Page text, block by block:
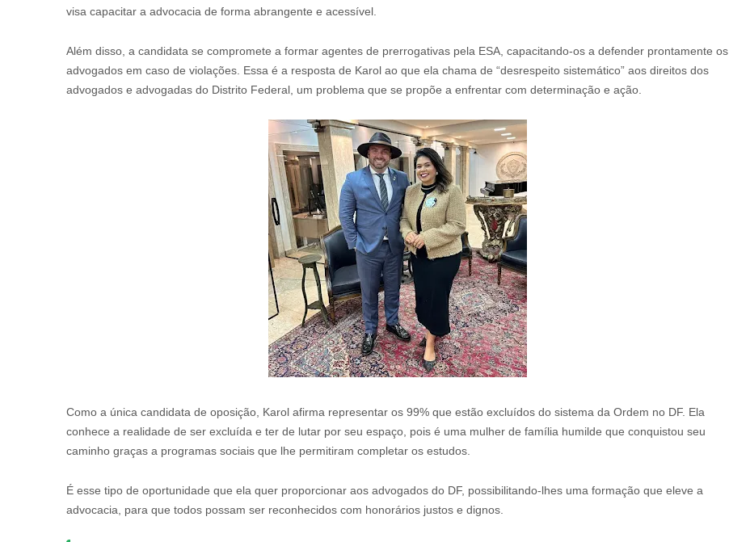
visa capacitar a advocacia de forma abrangente e acessível.
Além disso, a candidata se compromete a formar agentes de prerrogativas pela ESA, capacitando-os a defender prontamente os
advogados em caso de violações. Essa é a resposta de Karol ao que ela chama de “desrespeito sistemático” aos direitos dos
advogados e advogadas do Distrito Federal, um problema que se propõe a enfrentar com determinação e ação.
Como a única candidata de oposição, Karol afirma representar os 99% que estão excluídos do sistema da Ordem no DF. Ela
conhece a realidade de ser excluída e ter de lutar por seu espaço, pois é uma mulher de família humilde que conquistou seu
caminho graças a programas sociais que lhe permitiram completar os estudos.
É esse tipo de oportunidade que ela quer proporcionar aos advogados do DF, possibilitando-lhes uma formação que eleve a
advocacia, para que todos possam ser reconhecidos com honorários justos e dignos.